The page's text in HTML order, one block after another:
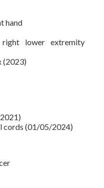
hand
lower extremity
(2023)
cords (01/05/2024)